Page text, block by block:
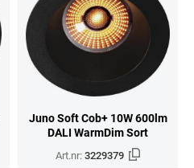
Juno Soft Cob+ 10W 600lm
DALI WarmDim Sort
Art.nr:3229379